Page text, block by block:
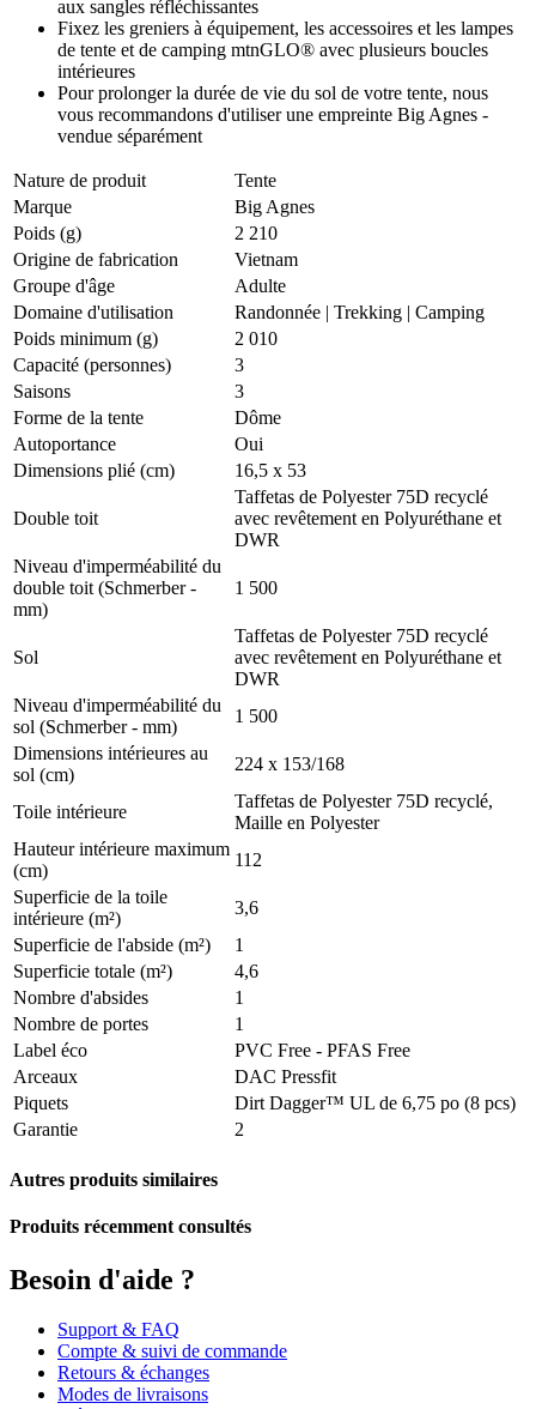
aux sangles réfléchissantes
Fixez les greniers à équipement, les accessoires et les lampes
de tente et de camping mtnGLO® avec plusieurs boucles
intérieures
Pour prolonger la durée de vie du sol de votre tente, nous
vous recommandons d'utiliser une empreinte Big Agnes -
vendue séparément
Nature de produit
Tente
Marque
Big Agnes
Poids (g)
2 210
Origine de fabrication
Vietnam
Groupe d'âge
Adulte
Domaine d'utilisation
Randonnée | Trekking | Camping
Poids minimum (g)
2 010
Capacité (personnes)
3
Saisons
3
Forme de la tente
Dôme
Autoportance
Oui
Dimensions plié (cm)
16,5 x 53
Double toit
Taffetas de Polyester 75D recyclé
avec revêtement en Polyuréthane et
DWR
Niveau d'imperméabilité du
double toit (Schmerber -
mm)
1 500
Sol
Taffetas de Polyester 75D recyclé
avec revêtement en Polyuréthane et
DWR
Niveau d'imperméabilité du
sol (Schmerber - mm)
1 500
Dimensions intérieures au
sol (cm)
224 x 153/168
Toile intérieure
Taffetas de Polyester 75D recyclé,
Maille en Polyester
Hauteur intérieure maximum
(cm)
112
Superficie de la toile
intérieure (m²)
3,6
Superficie de l'abside (m²)
1
Superficie totale (m²)
4,6
Nombre d'absides
1
Nombre de portes
1
Label éco
PVC Free - PFAS Free
Arceaux
DAC Pressfit
Piquets
Dirt Dagger™ UL de 6,75 po (8 pcs)
Garantie
2
Autres produits similaires
Produits récemment consultés
Besoin d'aide ?
Support & FAQ
Compte & suivi de commande
Retours & échanges
Modes de livraisons